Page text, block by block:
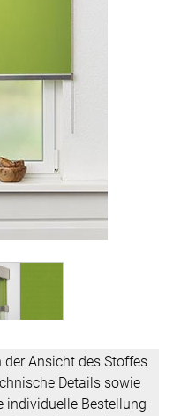
Ansicht des Stoffes
Details sowie
individuelle Bestellung